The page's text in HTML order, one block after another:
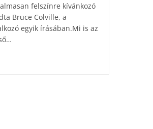
felszínre kívánkozó
Bruce Colville, a
egyik írásában.Mi is az